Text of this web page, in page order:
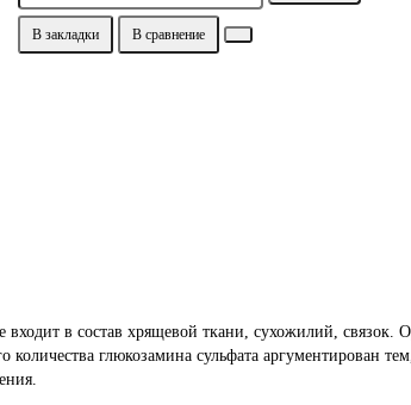
В закладки В сравнение
входит в состав хрящевой ткани, сухожилий, связок.
глюкозамина сульфата аргументирован